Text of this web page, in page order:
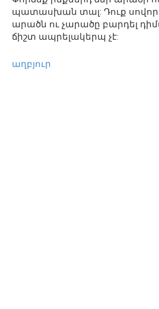
պատասխան տալ: Դուք
արածն ու չարածը բարդել
ճիշտ ապրելակերպ չէ:
աղբյուր